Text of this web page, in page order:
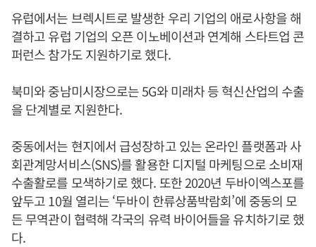
유럽에서는 브렉시트로 발생한 우리 기업의 애로사항을 해
결하고 유럽 기업의 오픈 이노베이션과 연계해 스타트업 콘
퍼런스 참가도 지원하기로 했다.
북미와 중남미시장으로는 5G와 미래차 등 혁신산업의 수출
을 단계별로 지원한다.
중동에서는 현지에서 급성장하고 있는 온라인 플랫폼과 사
회관계망서비스(SNS)를 활용한 디지털 마케팅으로 소비재
수출활로를 모색하기로 했다. 또한 2020년 두바이엑스포를
앞두고 10월 열리는 ‘두바이 한류상품박람회’에 중동의 모
든 무역관이 협력해 각국의 유력 바이어들을 유치하기로 했
다.